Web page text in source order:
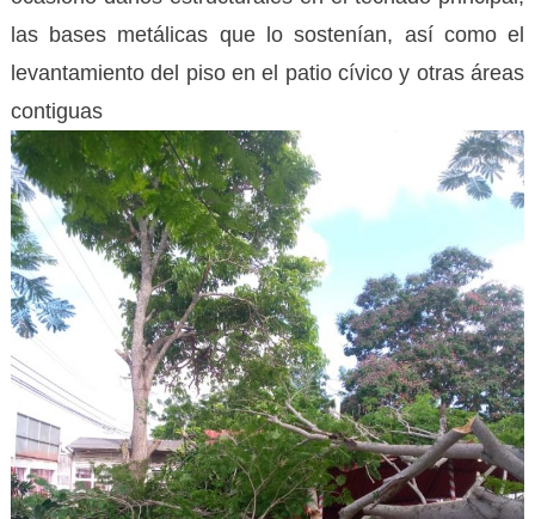
las bases metálicas que lo sostenían, así como el
levantamiento del piso en el patio cívico y otras áreas
contiguas